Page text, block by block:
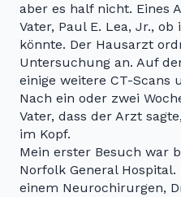
aber es half nicht. Eines
Vater, Paul E. Lea, Jr.,
könnte. Der Hausarzt
Untersuchung an. Auf
einige weitere CT-Scans
Nach ein oder zwei
Vater, dass der Arzt
im Kopf.
Mein erster Besuch war
Norfolk General
einem Neurochirurgen,